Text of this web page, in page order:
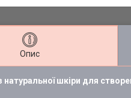
Опис
натуральної шкіри для